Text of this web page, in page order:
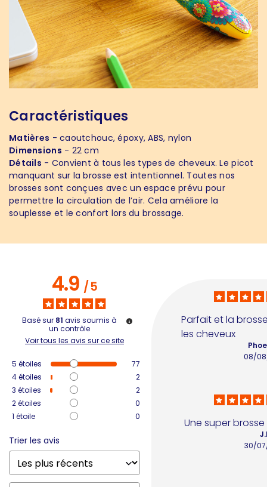
Caractéristiques
Matières - caoutchouc, époxy, ABS, nylon
Dimensions - 22 cm
Détails - Convient à tous les types de cheveux. Le picot
manquant sur la brosse est intentionnel. Toutes nos
brosses sont conçues avec un espace prévu pour
permettre la circulation de l’air. Cela améliore la
souplesse et le confort lors du brossage.
4.9/5
Basé sur 81 avis soumis à
un contrôle
Voir tous les avis sur ce site
5 étoiles
77
4étoiles
2
3 étoiles
2
2étoiles
0
1 étoile 0
Trier les avis
Parfait et la
les cheveux
08/
Une super
30/